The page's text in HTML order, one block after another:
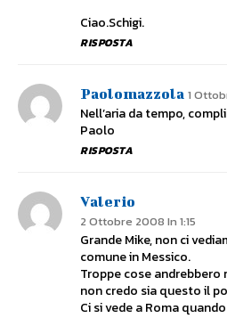
Ciao.Schigi.
RISPOSTA
Paolomazzola 1
Nell’aria da tempo,
Paolo
RISPOSTA
Valerio
2 Ottobre 2008 In 1:15
Grande Mike, non ci
comune in Messico.
Troppe cose
non credo sia questo il
Ci si vede a Roma